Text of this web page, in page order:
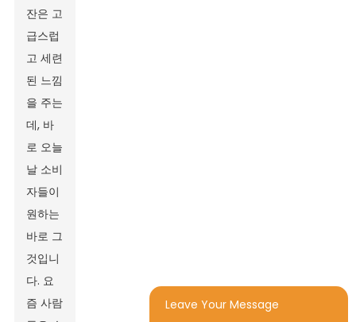
잔은 고
급스럽
고 세련
된 느낌
을 주는
데, 바
로 오늘
날 소비
자들이
원하는
바로 그
것입니
다. 요
즘 사람
Leave Your Message